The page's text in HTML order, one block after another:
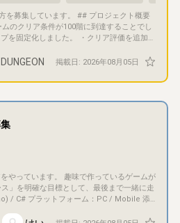
のクリア条件が100階に到達することでし
を固定化しました。 ・クリア評価を追加し
## 目的・目標 最終目
掲載日: 2026年08月05日
」を明確な目標として、最後まで一緒に走